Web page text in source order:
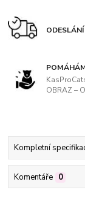
OBRAZ –
Kompletní
Komentáře 0